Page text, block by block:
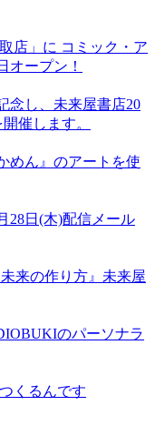
店」に コミック・ア
オープン！
念し、未来屋書店20
催します。
めん』のアートを使
28日(木)配信メール
来の作り方』未来屋
のパーソナラ
くるんです